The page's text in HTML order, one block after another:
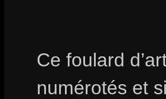
Ce foulard
numérotés et